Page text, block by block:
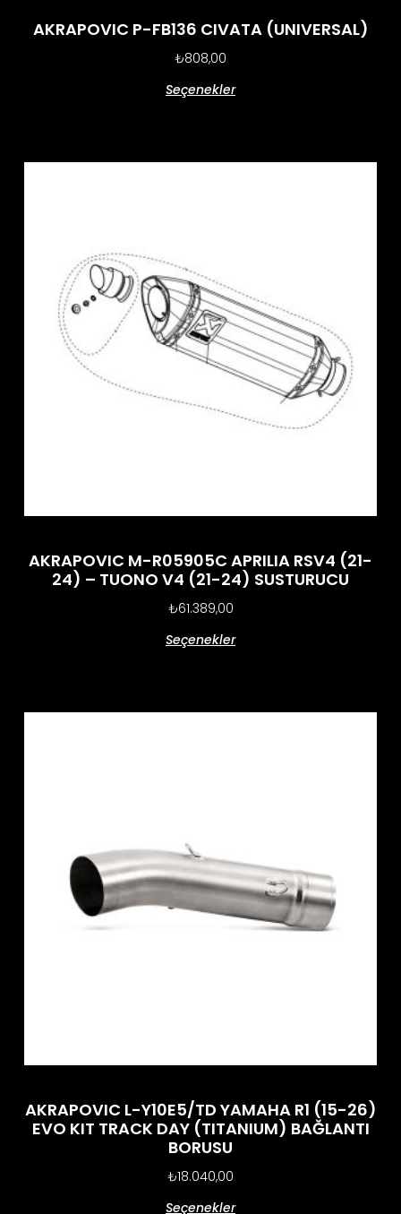
AKRAPOVIC P-FB136 CIVATA (UNIVERSAL)
₺808,00
Seçenekler
AKRAPOVIC M-R05905C APRILIA RSV4 (21-
24) – TUONO V4 (21-24) SUSTURUCU
₺61.389,00
Seçenekler
AKRAPOVIC L-Y10E5/TD YAMAHA R1 (15-26)
EVO KIT TRACK DAY (TITANIUM) BAĞLANTI
BORUSU
₺18.040,00
Seçenekler